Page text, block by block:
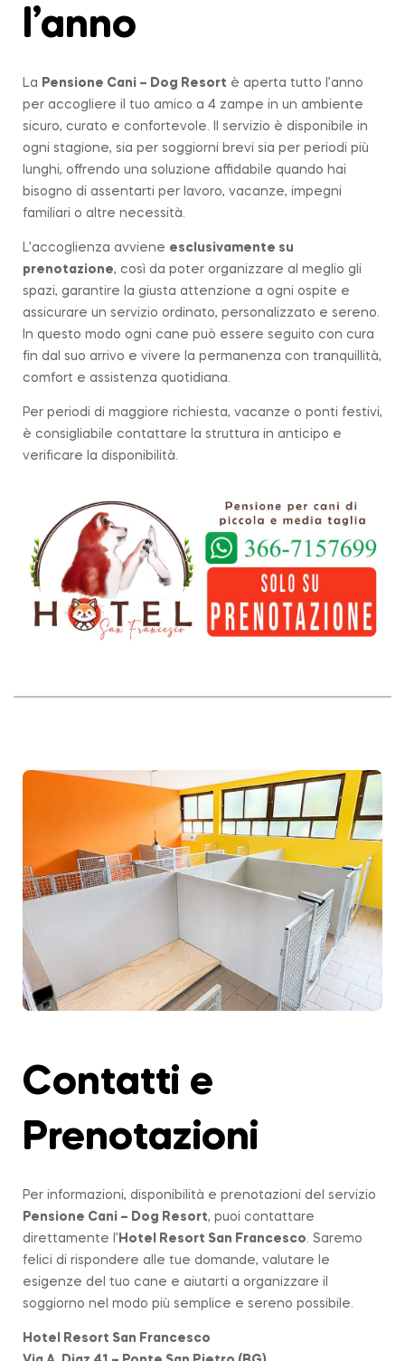
l’anno
La Pensione Cani – Dog Resort è aperta tutto l’anno
per accogliere il tuo amico a 4 zampe in un ambiente
sicuro, curato e confortevole. Il servizio è disponibile in
ogni stagione, sia per soggiorni brevi sia per periodi più
lunghi, offrendo una soluzione affidabile quando hai
bisogno di assentarti per lavoro, vacanze, impegni
familiari o altre necessità.
L’accoglienza avviene esclusivamente su
prenotazione, così da poter organizzare al meglio gli
spazi, garantire la giusta attenzione a ogni ospite e
assicurare un servizio ordinato, personalizzato e sereno.
In questo modo ogni cane può essere seguito con cura
fin dal suo arrivo e vivere la permanenza con tranquillità,
comfort e assistenza quotidiana.
Per periodi di maggiore richiesta, vacanze o ponti festivi,
è consigliabile contattare la struttura in anticipo e
verificare la disponibilità.
Contatti e
Prenotazioni
Per informazioni, disponibilità e prenotazioni del servizio
Pensione Cani – Dog Resort, puoi contattare
direttamente l’ Hotel Resort San Francesco . Saremo
felici di rispondere alle tue domande, valutare le
esigenze del tuo cane e aiutarti a organizzare il
soggiorno nel modo più semplice e sereno possibile.
Hotel Resort San Francesco